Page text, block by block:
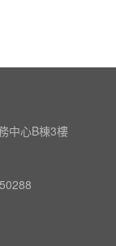
中心B棟3樓